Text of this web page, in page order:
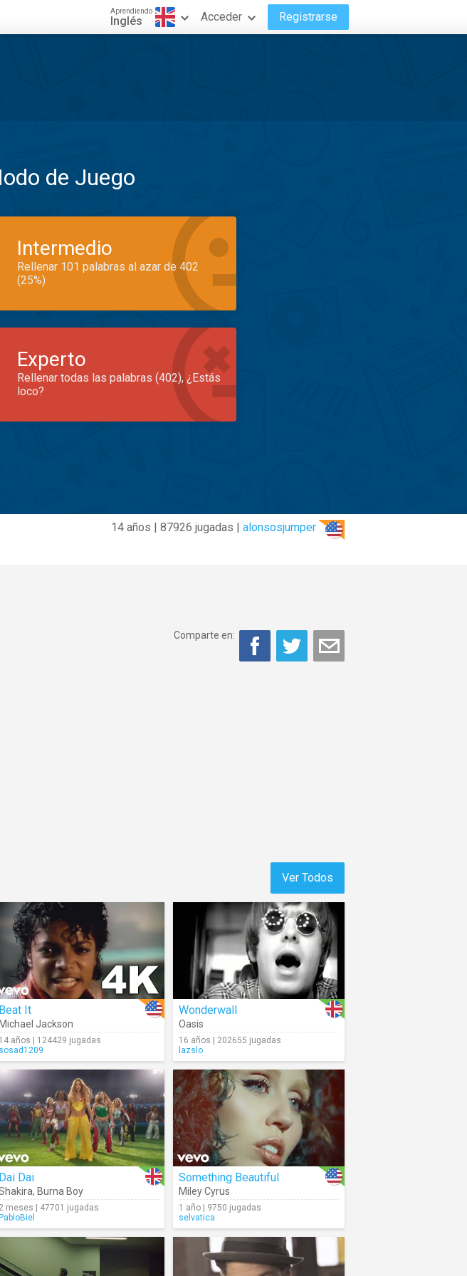
Aprendiendo
Inglés Acceder Registrarse
de Juego
Intermedio
Rellenar 101 palabras al azar de 402
(25%)
Experto
Rellenar todas las palabras (402), ¿Estás
loco?
14 años | 87926 jugadas | alonsosjumper
Comparte en:
Ver Todos
Beat It
Michael Jackson
14 años | 124429 jugadas
sosad1209
Wonderwall
Oasis
16 años | 202655 jugadas
lazslo
Dai Dai
, Burna Boy
2 meses | 47701 jugadas
PabloBiel
Something Beautiful
Miley Cyrus
1 año | 9750 jugadas
selvatica